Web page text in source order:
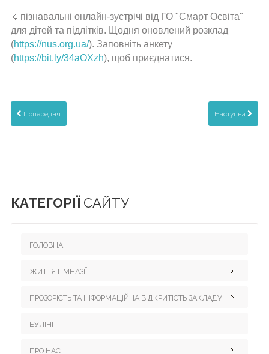
🔹пізнавальні онлайн-зустрічі від ГО "Смарт Освіта"
для дітей та підлітків. Щодня оновлений розклад
(https://nus.org.ua/). Заповніть анкету
(https://bit.ly/34aOXzh), щоб приєднатися.
Попередня Наступна
КАТЕГОРІЇ САЙТУ
ГОЛОВНА
ЖИТТЯ ГІМНАЗІЇ
Педагогічний колектив
Наші досягнення
ПРОЗОРІСТЬ ТА ІНФОРМАЦІЙНА ВІДКРИТІСТЬ ЗАКЛАДУ
Інформація для вчителів
Науково-дослідницька робота з української мови
БУЛІНГ
ПРО НАС